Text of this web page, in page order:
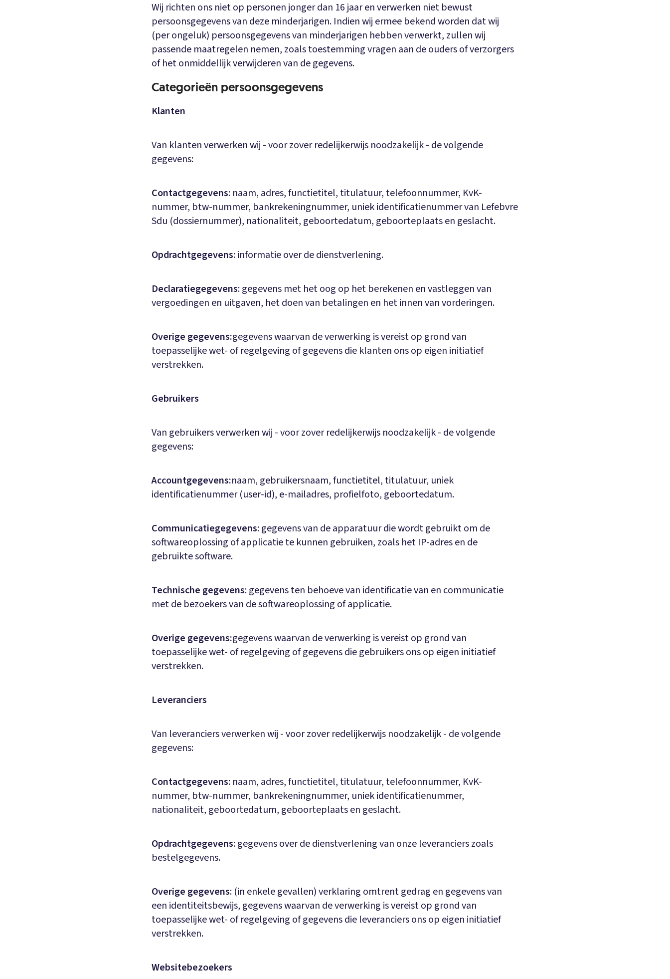
Wij richten ons niet op personen jonger dan 16 jaar en verwerken niet bewust
persoonsgegevens van deze minderjarigen. Indien wij ermee bekend worden dat wij
(per ongeluk) persoonsgegevens van minderjarigen hebben verwerkt, zullen wij
passende maatregelen nemen, zoals toestemming vragen aan de ouders of verzorgers
of het onmiddellijk verwijderen van de gegevens.
Categorieën persoonsgegevens
Klanten
Van klanten verwerken wij - voor zover redelijkerwijs noodzakelijk - de volgende
gegevens:
Contactgegevens: naam, adres, functietitel, titulatuur, telefoonnummer, KvK-
nummer, btw-nummer, bankrekeningnummer, uniek identificatienummer van Lefebvre
Sdu (dossiernummer), nationaliteit, geboortedatum, geboorteplaats en geslacht.
Opdrachtgegevens: informatie over de dienstverlening.
Declaratiegegevens: gegevens met het oog op het berekenen en vastleggen van
vergoedingen en uitgaven, het doen van betalingen en het innen van vorderingen.
Overige gegevens:gegevens waarvan de verwerking is vereist op grond van
toepasselijke wet- of regelgeving of gegevens die klanten ons op eigen initiatief
verstrekken.
Gebruikers
Van gebruikers verwerken wij - voor zover redelijkerwijs noodzakelijk - de volgende
gegevens:
Accountgegevens:naam, gebruikersnaam, functietitel, titulatuur, uniek
identificatienummer (user-id), e-mailadres, profielfoto, geboortedatum.
Communicatiegegevens: gegevens van de apparatuur die wordt gebruikt om de
softwareoplossing of applicatie te kunnen gebruiken, zoals het IP-adres en de
gebruikte software.
Technische gegevens: gegevens ten behoeve van identificatie van en communicatie
met de bezoekers van de softwareoplossing of applicatie.
Overige gegevens:gegevens waarvan de verwerking is vereist op grond van
toepasselijke wet- of regelgeving of gegevens die gebruikers ons op eigen initiatief
verstrekken.
Leveranciers
Van leveranciers verwerken wij - voor zover redelijkerwijs noodzakelijk - de volgende
gegevens:
Contactgegevens: naam, adres, functietitel, titulatuur, telefoonnummer, KvK-
nummer, btw-nummer, bankrekeningnummer, uniek identificatienummer,
nationaliteit, geboortedatum, geboorteplaats en geslacht.
Opdrachtgegevens: gegevens over de dienstverlening van onze leveranciers zoals
bestelgegevens.
Overige gegevens: (in enkele gevallen) verklaring omtrent gedrag en gegevens van
een identiteitsbewijs, gegevens waarvan de verwerking is vereist op grond van
toepasselijke wet- of regelgeving of gegevens die leveranciers ons op eigen initiatief
verstrekken.
Websitebezoekers